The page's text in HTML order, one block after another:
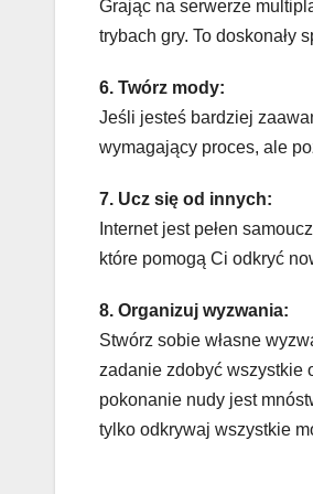
Grając na serwerze
trybach gry. To doskonały
6. Twórz mody:
Jeśli jesteś bardziej
wymagający proces, ale
7. Ucz się od innych:
Internet jest pełen
które pomogą Ci odkryć
8. Organizuj wyzwania:
Stwórz sobie własne
zadanie zdobyć wszystkie
pokonanie nudy jest
tylko odkrywaj wszystkie